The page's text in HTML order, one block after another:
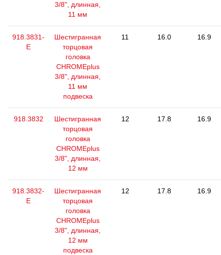
3/8", длинная,
11 мм
918.3831-
E
Шестигранная
торцовая
головка
CHROMEplus
3/8", длинная,
11 мм
подвеска
11 16.0 16.9
918.3832
Шестигранная
торцовая
головка
CHROMEplus
3/8", длинная,
12 мм
12 17.8 16.9
918.3832-
E
Шестигранная
торцовая
головка
CHROMEplus
3/8", длинная,
12 мм
подвеска
12 17.8 16.9